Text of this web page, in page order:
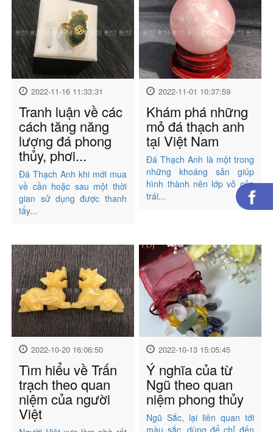
2022-11-16 11:33:31
Tranh luận về các
cách tăng năng
lượng đá phong
thủy, phơi...
Đá Thạch Anh khi mới mua
về cần hoặc sau một thời
gian sử dụng được thanh
tẩy...
2022-11-01 10:37:59
Khám phá những
mỏ đá thạch anh
tại Việt Nam
Đá Thạch Anh là một trong
những khoáng sản giúp
hình thành nên lớp vỏ của
trái...
2022-10-20 16:06:50
Tìm hiểu về Trấn
trạch theo quan
niệm của người
Việt
2022-10-13 15:05:45
Ý nghĩa của từ
Ngũ theo quan
niệm phong thủy
Ngũ Sắc, lại liên quan tới